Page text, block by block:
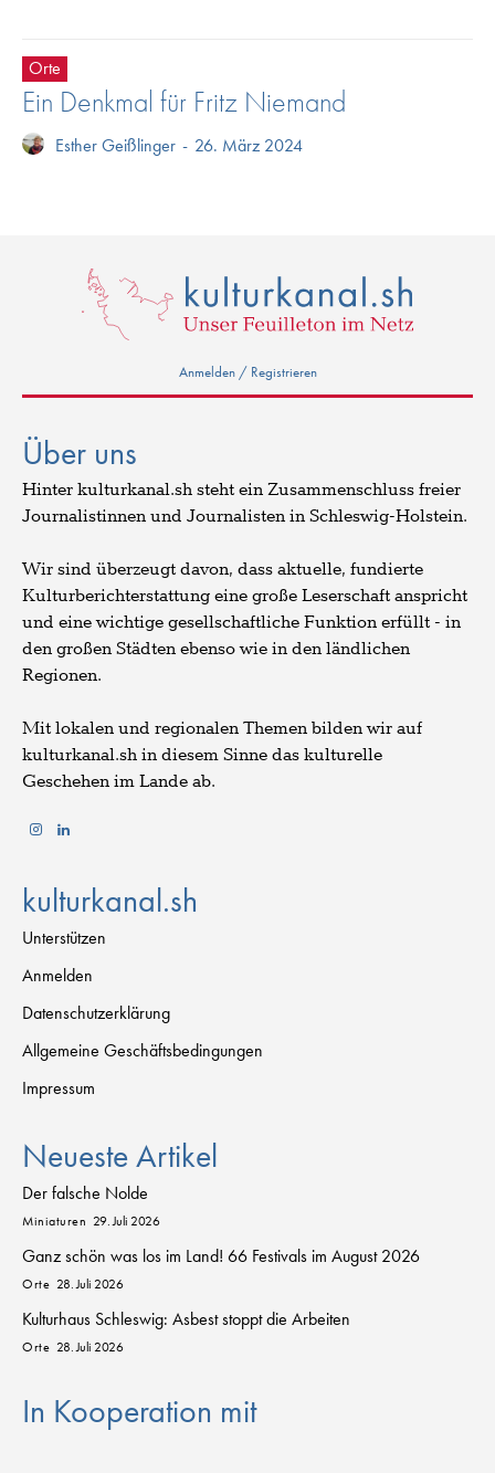
Orte
Ein Denkmal für Fritz Niemand
Esther Geißlinger - 26. März 2024
Anmelden / Registrieren
Über uns
Hinter kulturkanal.sh steht ein Zusammenschluss freier
Journalistinnen und Journalisten in Schleswig-Holstein.
Wir sind überzeugt davon, dass aktuelle, fundierte
Kulturberichterstattung eine große Leserschaft anspricht
und eine wichtige gesellschaftliche Funktion erfüllt - in
den großen Städten ebenso wie in den ländlichen
Regionen.
Mit lokalen und regionalen Themen bilden wir auf
kulturkanal.sh in diesem Sinne das kulturelle
Geschehen im Lande ab.
kulturkanal.sh
Unterstützen
Anmelden
Datenschutzerklärung
Allgemeine Geschäftsbedingungen
Impressum
Neueste Artikel
Der falsche Nolde
Miniaturen 29. Juli 2026
Ganz schön was los im Land! 66 Festivals im August 2026
Orte 28. Juli 2026
Kulturhaus Schleswig: Asbest stoppt die Arbeiten
Orte 28. Juli 2026
In Kooperation mit